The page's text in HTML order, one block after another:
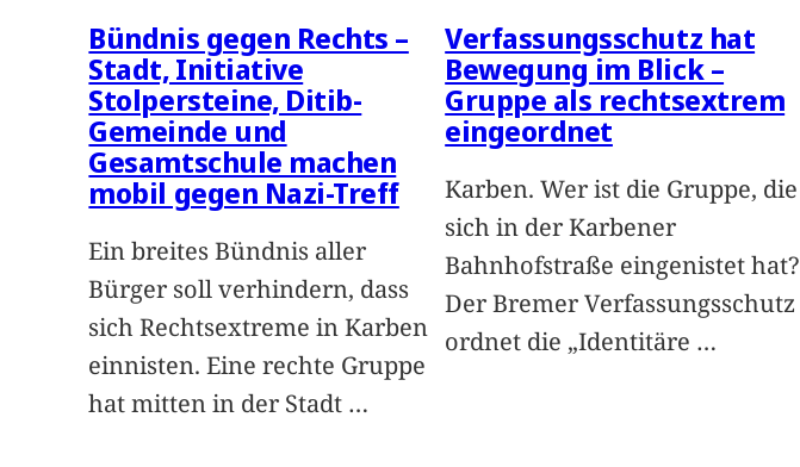
Bündnis gegen Rechts –
Stadt, Initiative
Stolpersteine, Ditib-
Gemeinde und
Gesamtschule machen
mobil gegen Nazi-Treff
Ein breites Bündnis aller
Bürger soll verhindern, dass
sich Rechtsextreme in Karben
einnisten. Eine rechte Gruppe
hat mitten in der Stadt …
Verfassungsschutz hat
Bewegung im Blick –
Gruppe als rechtsextrem
eingeordnet
Karben. Wer ist die Gruppe, die
sich in der Karbener
Bahnhofstraße eingenistet hat?
Der Bremer Verfassungsschutz
ordnet die „Identitäre …